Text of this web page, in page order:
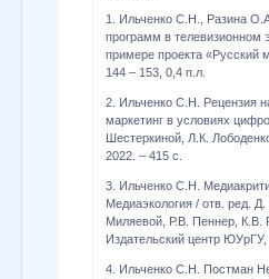
1. Ильчeнко С.Н., Разина
программ в телевизионном
примере проекта
144 – 153, 0,4 п.л.
2. Ильченко С.Н. Рецензия
маркетинг в условиях
Шестеркиной, Л.К.
2022. – 415 с.
3. Ильченко С.Н.
Медиаэкология / отв. ред.
Миляевой, Р.В. Пеннер, К.В.
Издательский центр
4. Ильченко С.Н. Постман